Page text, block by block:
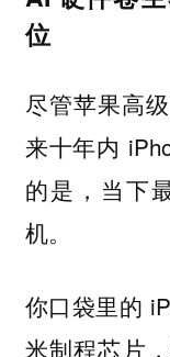
位
尽管苹果高
来十年内
的是，当下
机。
你口袋里的
米制程芯片